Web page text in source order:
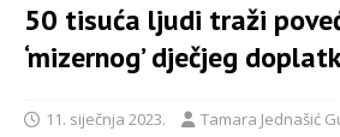
50 tisuća ljudi traži
‘mizernog’ dječjeg
11. siječnja 2023. Tamara Jednašić